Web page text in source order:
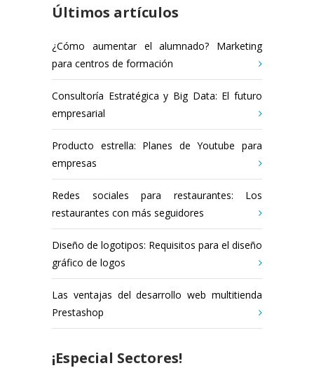
Últimos artículos
¿Cómo aumentar el alumnado? Marketing
para centros de formación
Consultoría Estratégica y Big Data: El futuro
empresarial
Producto estrella: Planes de Youtube para
empresas
Redes sociales para restaurantes: Los
restaurantes con más seguidores
Diseño de logotipos: Requisitos para el diseño
gráfico de logos
Las ventajas del desarrollo web multitienda
Prestashop
¡Especial Sectores!